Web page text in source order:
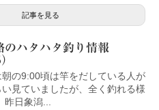
記事を見る
のハタハタ釣り情報
の9:00頃は竿をだしている人が
見ていましたが、全く釣れる様
日象潟...